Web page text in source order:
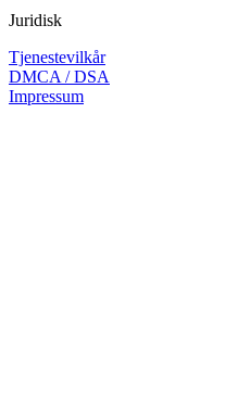
Juridisk
Tjenestevilkår
DMCA / DSA
Impressum